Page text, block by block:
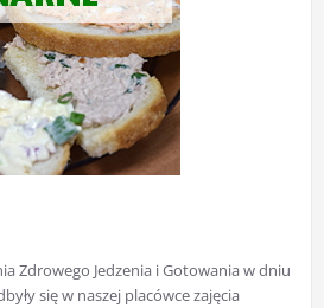
Zdrowego Jedzenia i Gotowania w dniu
się w naszej placówce zajęcia